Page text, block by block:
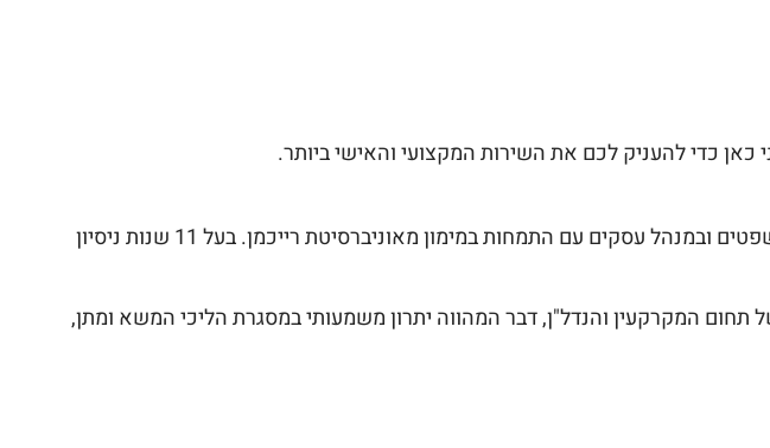
כאן כדי להעניק לכם את השירות המקצועי והאישי ביותר.
עורך דין ונוטריון מוסמך, בוגר תואר שני במשפטים מאוניברסיטת תל אביב, ותואר ראשון במשפטים ובמנהל עסקים עם התמחות במימון מאוניברסיטת רייכמן. בעל 11 שנות ניסיון
תחום המקרקעין והנדל"ן, דבר המהווה יתרון משמעותי במסגרת הליכי המשא ומתן,